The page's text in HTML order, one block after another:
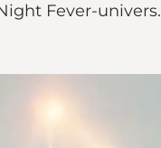
Fever-univers.